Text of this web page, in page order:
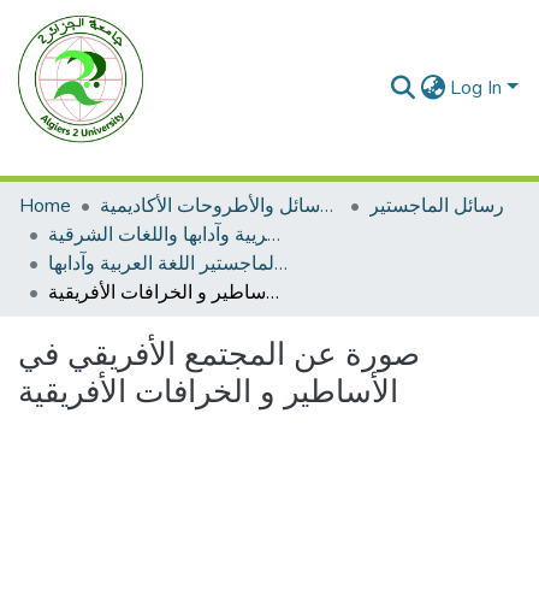
Log In
Home الرسائل والأطروحات الأكاديمية
رسائل الماجستير
رسائل الماجستير اللغة العريية وآدابها واللغات الشرقية
رسائل الماجستير اللغة العربية وآدابها
صورة عن المجتمع الأفريقي في الأساطير و الخرافات الأفريقية
صورة عن المجتمع الأفريقي في
الأساطير و الخرافات الأفريقية